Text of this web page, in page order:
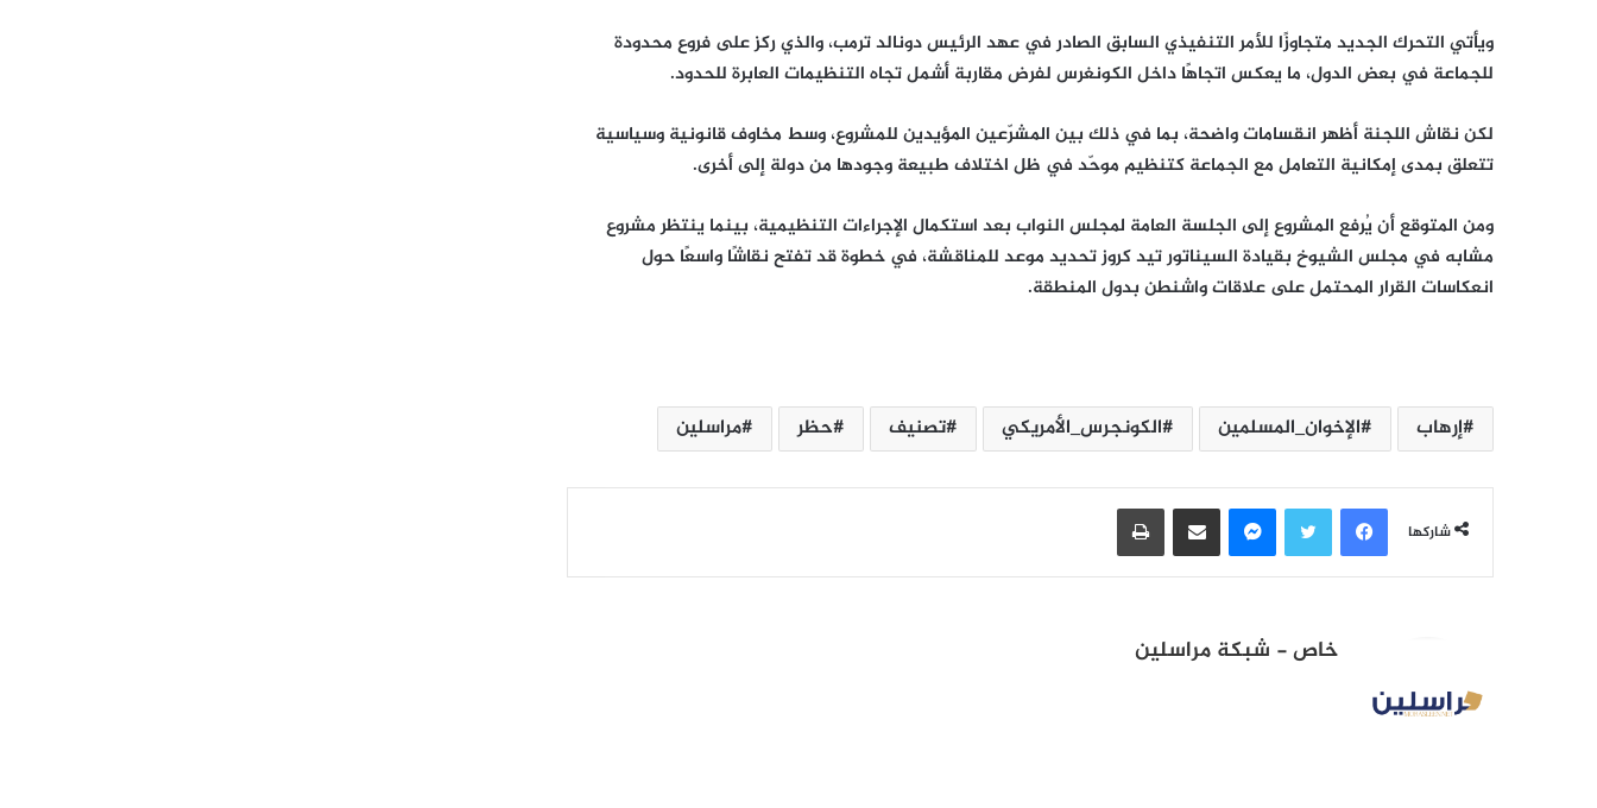
ويأتي التحرك الجديد متجاوزًا للأمر التنفيذي السابق الصادر في عهد الرئيس دونالد ترمب، والذي ركز على فروع محدودة
للجماعة في بعض الدول، ما يعكس اتجاهًا داخل الكونغرس لفرض مقاربة أشمل تجاه التنظيمات العابرة للحدود.
لكن نقاش اللجنة أظهر انقسامات واضحة، بما في ذلك بين المشرّعين المؤيدين للمشروع، وسط مخاوف قانونية وسياسية
تتعلق بمدى إمكانية التعامل مع الجماعة كتنظيم موحّد في ظل اختلاف طبيعة وجودها من دولة إلى أخرى.
ومن المتوقع أن يُرفع المشروع إلى الجلسة العامة لمجلس النواب بعد استكمال الإجراءات التنظيمية، بينما ينتظر مشروع
مشابه في مجلس الشيوخ بقيادة السيناتور تيد كروز تحديد موعد للمناقشة، في خطوة قد تفتح نقاشًا واسعًا حول
انعكاسات القرار المحتمل على علاقات واشنطن بدول المنطقة.
إرهاب الإخوان_المسلمين الكونجرس_الأمريكي تصنيف حظر مراسلين
شاركها
فيسبوكتويتر ماسنجر مشاركة عبر البريد طباعة
خاص - شبكة مراسلين
الإله في الحرب .. كيف وظّفت أميركا وإيران
مرتقب ضد إيران وأزمات غزة وسبتة